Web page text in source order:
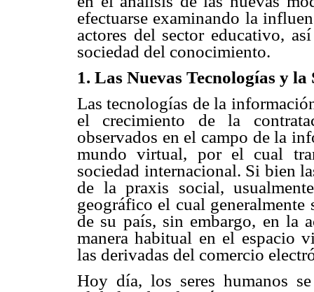
efectuarse examinando la
actores del sector educativo,
sociedad del conocimiento.
1. Las Nuevas Tecnologías y
Las tecnologías de la
el crecimiento de la
observados en el campo de la
mundo virtual, por el cual
sociedad internacional. Si bien
de la praxis social,
geográfico el cual
de su país, sin embargo, en la
manera habitual en el espacio
las derivadas del comercio
Hoy día, los seres humanos